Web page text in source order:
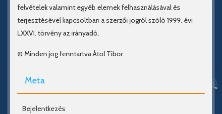
felvételek valamint egyéb elemek felhasználásával és
terjesztésével kapcsoltban a szerzői jogról szóló 1999. évi
LXXVI. törvény az irányadó.
© Minden jog fenntartva Átol Tibor
Meta
Bejelentkezés